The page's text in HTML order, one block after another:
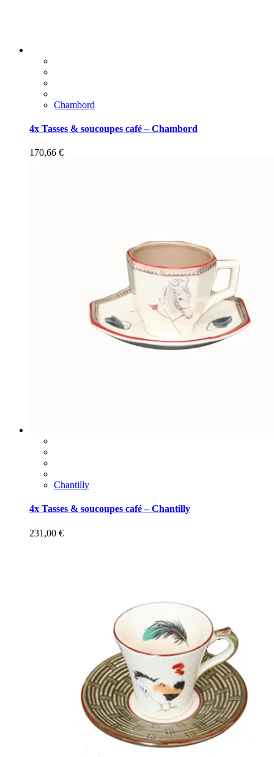
Chambord
4x Tasses & soucoupes café – Chambord
170,66 €
Chantilly
4x Tasses & soucoupes café – Chantilly
231,00 €